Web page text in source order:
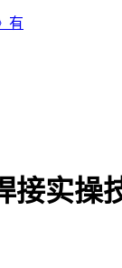
有
接实操